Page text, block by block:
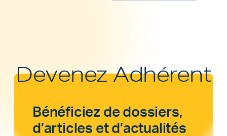
Devenez Adhérent
Bénéficiez de dossiers,
d’articles et d’actualités